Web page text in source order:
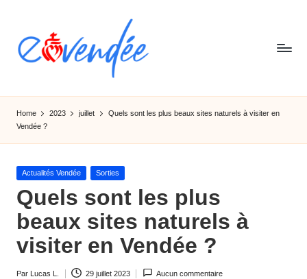
content
E
-
v
e
n
d
e
e
tourismes,
activités
et
informations
Home 2023 juillet
Quels sont les plus beaux sites naturels à visiter en
Vendée ?
Posted
Actualités Vendée Sorties
Quels sont les plus
beaux sites naturels à
visiter en Vendée ?
Par Lucas L. 29 juillet 2023 Aucun commentaire